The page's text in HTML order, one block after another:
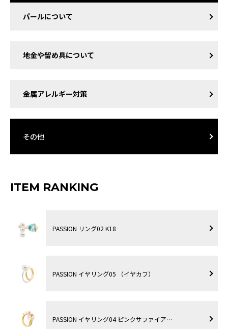
パールについて
地金や留め具について
金属アレルギー対策
その他
ITEM RANKING
PASSION リング02 K18
PASSION イヤリング05 （イヤカフ）
PASSION イヤリング04 ピンクサファイア…